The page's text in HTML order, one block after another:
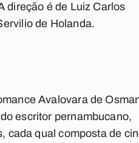
direção é de Luiz Carlos
de Holanda.
Avalovara de
escritor pernambucano,
cada qual composta de